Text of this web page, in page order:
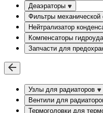
Деаэраторы
Фильтры механической
Нейтрализатор
Компенсаторы
Запчасти для
Узлы для радиаторов
Вентили для
Термоголовки для